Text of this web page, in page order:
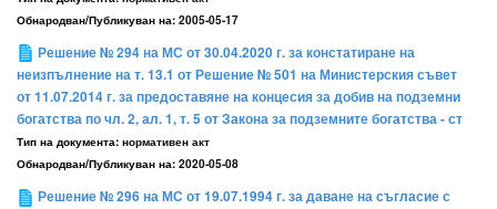
Обнародван/Публикуван на: 2005-05-17
Решение № 294 на МС от 30.04.2020 г. за констатиране на
неизпълнение на т. 13.1 от Решение № 501 на Министерския съвет
от 11.07.2014 г. за предоставяне на концесия за добив на подземни
богатства по чл. 2, ал. 1, т. 5 от Закона за подземните богатства - ст
Тип на документа: нормативен акт
Обнародван/Публикуван на: 2020-05-08
Решение № 296 на МС от 19.07.1994 г. за даване на съгласие с